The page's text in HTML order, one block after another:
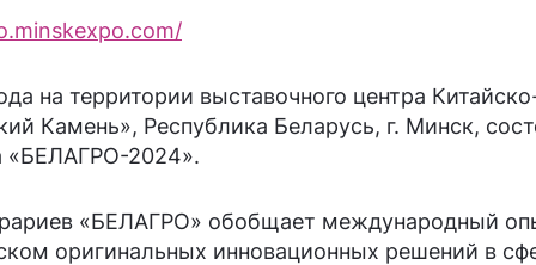
на территории выставочного центра
Камень», Республика Беларусь, г. Минск,
«БЕЛАГРО-2024».
«БЕЛАГРО» обобщает международный
оригинальных инновационных решений в